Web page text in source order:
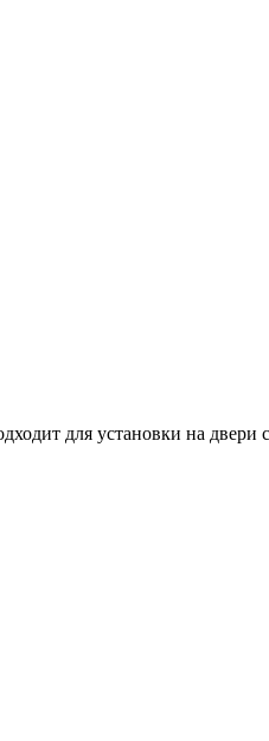
для установки на двери